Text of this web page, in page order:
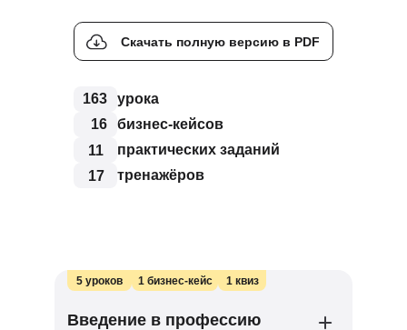
Скачать полную версию в PDF
163
урока
16
бизнес-кейсов
11
практических заданий
17
тренажёров
5 уроков 1 бизнес-кейс 1 квиз
Введение в профессию